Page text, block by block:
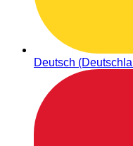
Deutsch